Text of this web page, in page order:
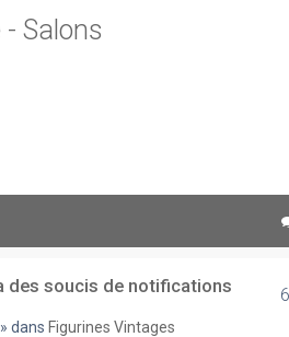
- Salons
des soucis de notifications
» dans Figurines Vintages